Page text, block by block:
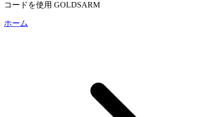
コードを使用 GOLDSARM
ホーム